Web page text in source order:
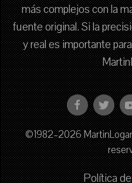
más complejos con la
fuente original. Si la
y real es importante
©1982–2026
Política